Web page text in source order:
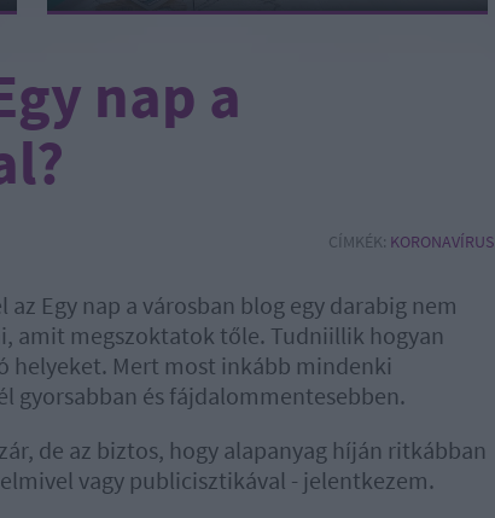
nap a
CÍMKÉK: KORONAVÍRUS
Egy nap a városban blog egy darabig nem
amit megszoktatok tőle. Tudniillik hogyan
helyeket. Mert most inkább mindenki
gyorsabban és fájdalommentesebben.
de az biztos, hogy alapanyag híján ritkábban
vagy publicisztikával - jelentkezem.